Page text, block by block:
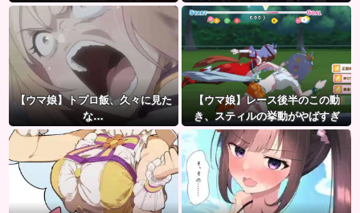
いていけないってマジ…！？
【ウマ娘】トプロ飯、久々に見た
な…
【ウマ娘】レース後半のこの動
き、スティルの挙動がやばすぎ
る。